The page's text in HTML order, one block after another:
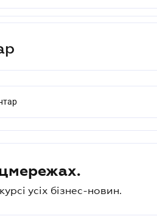
усіх бізнес-новин.